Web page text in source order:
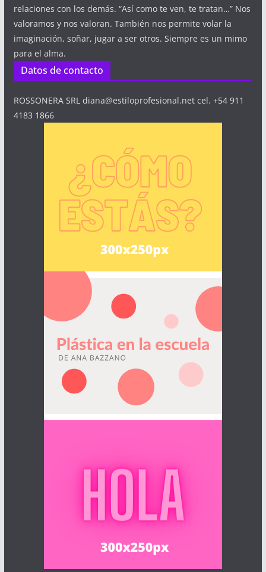
relaciones con los demás. “Así como te ven, te tratan…” Nos
valoramos y nos valoran. También nos permite volar la
imaginación, soñar, jugar a ser otros. Siempre es un mimo
para el alma.
Datos de contacto
ROSSONERA SRL diana@estiloprofesional.net cel. +54 911
4183 1866